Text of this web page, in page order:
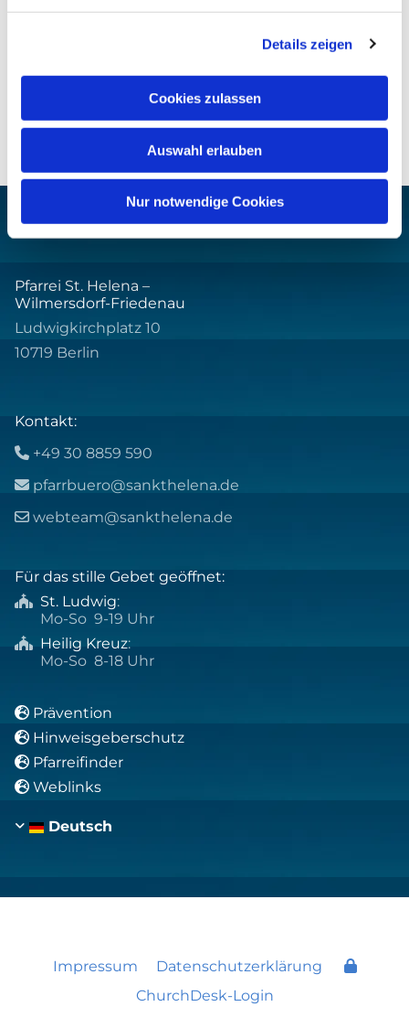
Details zeigen
Cookies zulassen
Auswahl erlauben
Nur notwendige Cookies
Pfarrei St. Helena –
Wilmersdorf-Friedenau
Ludwigkirchplatz 10
10719 Berlin
Kontakt:
 +49 30 8859 590
 pfarrbuero@sankthelena.de
 webteam@sankthelena.de
Für das stille Gebet geöffnet:
 St. Ludwig:
Mo-So 9-19 Uhr
 Heilig Kreuz:
Mo-So 8-18 Uhr
 Prävention
 Hinweisgeberschutz
 Pfarreifinder
 Weblinks
Deutsch
Impressum
Datenschutzerklärung
ChurchDesk-Login